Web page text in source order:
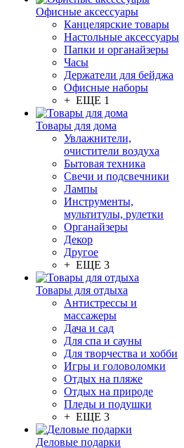
Офисные аксессуары
Канцелярские товары
Настольные аксессуары
Папки и органайзеры
Часы
Держатели для бейджа
Офисные наборы
+ ЕЩЕ 1
Товары для дома
Увлажнители,
очистители воздуха
Бытовая техника
Свечи и подсвечники
Лампы
Инструменты,
мультитулы, рулетки
Органайзеры
Декор
Другое
+ ЕЩЕ 3
Товары для отдыха
Антистрессы и
массажеры
Дача и сад
Для спа и сауны
Для творчества и хобби
Игры и головоломки
Отдых на пляже
Отдых на природе
Пледы и подушки
+ ЕЩЕ 3
Деловые подарки